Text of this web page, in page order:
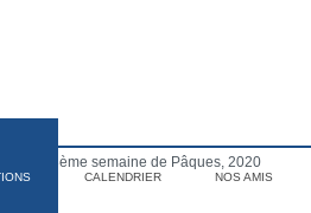
CALENDRIER NOS AMIS
de la 3ème semaine de Pâques, 2020